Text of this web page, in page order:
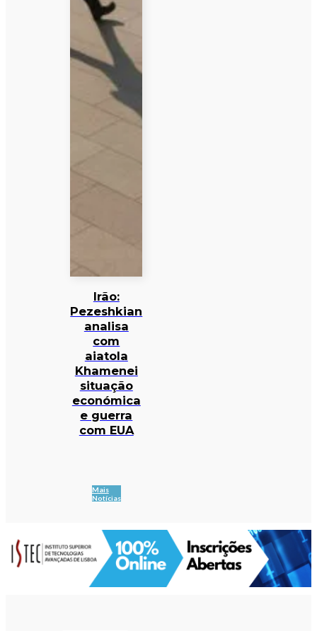
Irão:
Pezeshkian
analisa
com
aiatola
Khamenei
situação
económica
e guerra
com EUA
Mais
Notícias